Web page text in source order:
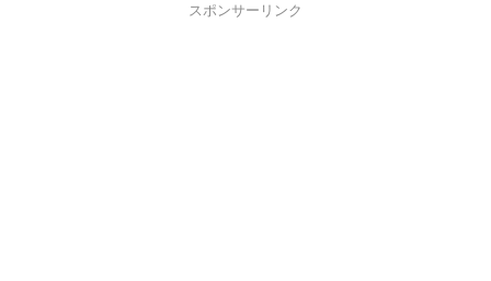
スポンサーリンク